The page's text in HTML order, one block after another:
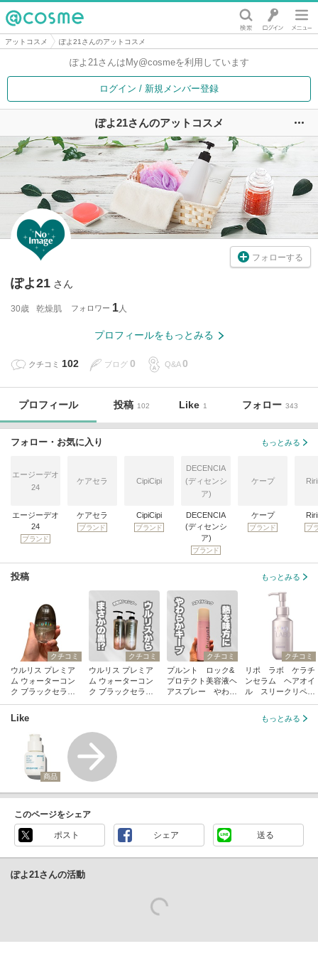
@cosme
アットコスメ ぽよ21さんのアットコスメ
ぽよ21さんは My@cosmeを利用しています
ログイン / 新規メンバー登録
ぽよ21さんのアットコスメ
フォローする
ぽよ21 さん
30歳 乾燥肌 フォロワー 1
プロフィールをもっとみる
クチコミ 102 ブログ 0 Q&A 0
プロフィール 投稿 102 Like 1 フォロー 343
フォロー・お気に入り もっとみる
エージーデオ
24
エージーデオ
24
ブランド
ケアセラ
ケアセラ
ブランド
CipiCipi
CipiCipi
ブランド
DECENCIA
(ディセンシ
ア)
DECENCIA
(ディセンシ
ア)
ブランド
ケープ
ケープ
ブランド ブ
投稿 もっとみる
クチコミ
ウルリス プレミア
ム ウォーターコン
ク ブラックセラム
クチコミ
ウルリス プレミア
ム ウォーターコン
ク ブラックセラム
クチコミ
プルント ロック&
プロテクト美容液ヘ
アスプレー やわら
クチコミ
リポ ラボ ケラチ
ンセラム ヘアオイ
ル スリークリペア
Like もっとみる
商品
このページをシェア
ポスト シェア 送る
ぽよ21さんの活動